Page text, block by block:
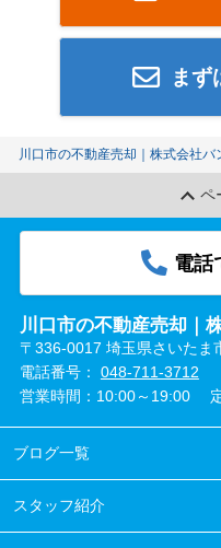
まず
川口市の不動産売却｜株式会社バ
ペ
電話
川口市の不動産売却｜
〒336-0017 埼玉県さいたま
電話番号： 048-711-3712
営業時間：10:00～19:00
ブログ一覧
スタッフ紹介